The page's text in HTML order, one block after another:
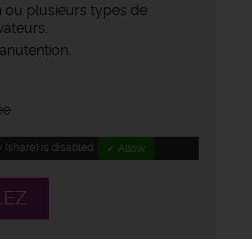
ou plusieurs types de
(share) is disabled. ✓ Allow